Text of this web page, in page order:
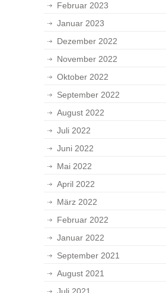
Februar 2023
Januar 2023
Dezember 2022
November 2022
Oktober 2022
September 2022
August 2022
Juli 2022
Juni 2022
Mai 2022
April 2022
März 2022
Februar 2022
Januar 2022
September 2021
August 2021